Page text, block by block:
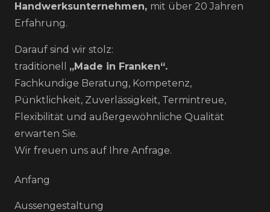
Handwerksunternehmen, mit über 20 Jahren
Erfahrung.
Darauf sind wir stolz:
traditionell „Made in Franken“.
Fachkundige Beratung, Kompetenz,
Pünktlichkeit, Zuverlässigkeit, Termintreue,
Flexibilität und außergewöhnliche Qualität
erwarten Sie.
Wir freuen uns auf Ihre Anfrage.
Anfang
Aussengestaltung